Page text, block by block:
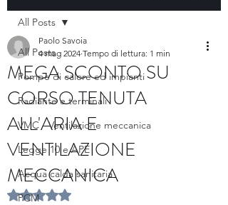
All Posts
Pompe di calore ed impianti
Radiante e terminali
VMC - Ventilazione meccanica
Legge 10 e APE
Acqua calda sanitaria
PCM
All Posts
MEGA SCONTO SU
CORSO TENUTA
ALL'ARIA E
VENTILAZIONE
MECCANICA
Paolo Savoia
4 mag 2024 Tempo di lettura: 1 min
Valutazione NaN stelle su 5.